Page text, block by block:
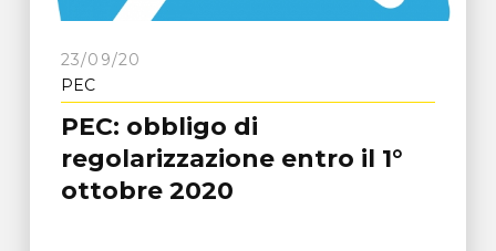
23/09/20
PEC
PEC: obbligo di
regolarizzazione entro il 1°
ottobre 2020